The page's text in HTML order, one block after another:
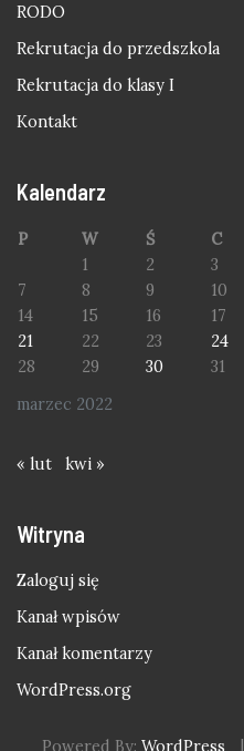
RODO
Rekrutacja do przedszkola
Rekrutacja do klasy I
Kontakt
Kalendarz
marzec 2022
P W Ś C
1
2 3
7
8 9 10
14
15 16 17
21
22 23 24
28
29 30 31
« lut kwi »
Witryna
Zaloguj się
Kanał wpisów
Kanał komentarzy
WordPress.org